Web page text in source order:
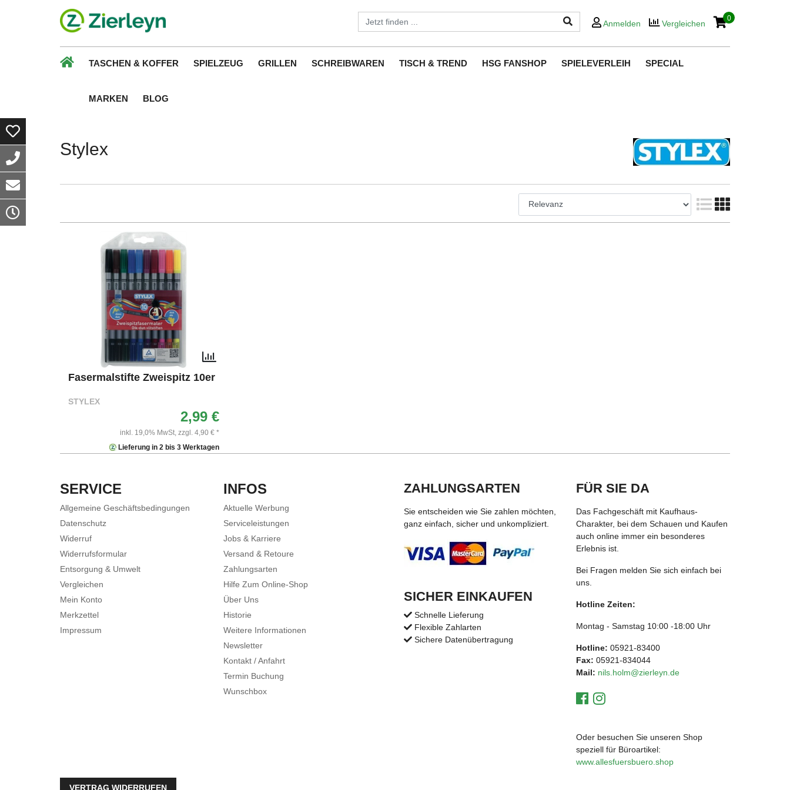
Anmelden Vergleichen
0
TASCHEN & KOFFER SPIELZEUG GRILLEN SCHREIBWAREN TISCH & TREND HSG FANSHOP SPIELEVERLEIH SPECIAL
MARKEN BLOG
Stylex
Fasermalstifte Zweispitz 10er
STYLEX
2,99 €
inkl. 19,0% MwSt, zzgl. 4,90 € *
Lieferung in 2 bis 3 Werktagen
SERVICE
Allgemeine Geschäftsbedingungen
Datenschutz
Widerruf
Widerrufsformular
Entsorgung & Umwelt
Vergleichen
Mein Konto
Merkzettel
Impressum
INFOS
Aktuelle Werbung
Serviceleistungen
Jobs & Karriere
Versand & Retoure
Zahlungsarten
Hilfe Zum Online-Shop
Über Uns
Historie
Weitere Informationen
Newsletter
Kontakt / Anfahrt
Termin Buchung
Wunschbox
ZAHLUNGSARTEN
Sie entscheiden wie Sie zahlen möchten,
ganz einfach, sicher und unkompliziert.
SICHER EINKAUFEN
Schnelle Lieferung
Flexible Zahlarten
Sichere Datenübertragung
FÜR SIE DA
Das Fachgeschäft mit Kaufhaus-
Charakter, bei dem Schauen und Kaufen
auch online immer ein besonderes
Erlebnis ist.
Bei Fragen melden Sie sich einfach bei
uns.
Hotline Zeiten:
Montag - Samstag 10:00 -18:00 Uhr
Hotline: 05921-83400
Fax: 05921-834044
Mail: nils.holm@zierleyn.de
Oder besuchen Sie unseren Shop
speziell für Büroartikel:
www.allesfuersbuero.shop
VERTRAG WIDERRUFEN